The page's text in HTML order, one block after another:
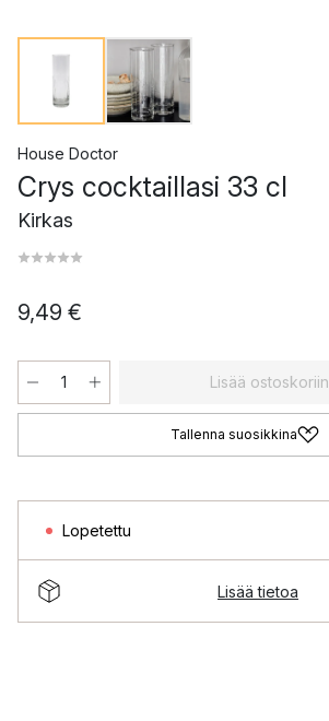
House Doctor
Crys cocktaillasi 33 cl
Kirkas
9,49 €
Lisää ostoskoriin
Tallenna suosikkina
Lopetettu
Lisää tietoa